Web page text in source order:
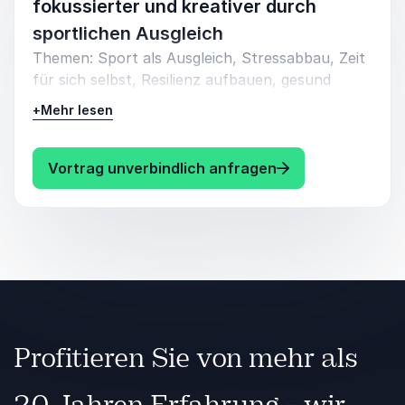
fokussierter und kreativer durch
sportlichen Ausgleich
Themen: Sport als Ausgleich, Stressabbau, Zeit
für sich selbst, Resilienz aufbauen, gesund
durch den Büroalltag, Bewegung, Flexibilität,
sich wohlfühlen, Neuroathletik. Beispiele aus
meinem Alltag (unauffällige) Übungen für
zwischendurch.
+Mehr lesen
Vortrag unverbindlich anfragen: Oliver Zeidler
Profitieren Sie von mehr als